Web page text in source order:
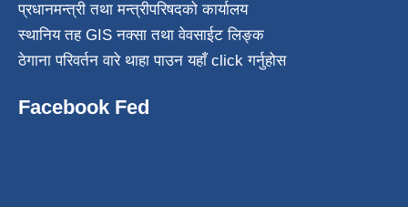
प्रधानमन्त्री तथा मन्त्रीपरिषदको कार्यालय
स्थानिय तह GIS नक्सा तथा वेवसाईट लिङ्क
ठेगाना परिवर्तन वारे थाहा पाउन यहाँ click गर्नुहोस
Facebook Fed